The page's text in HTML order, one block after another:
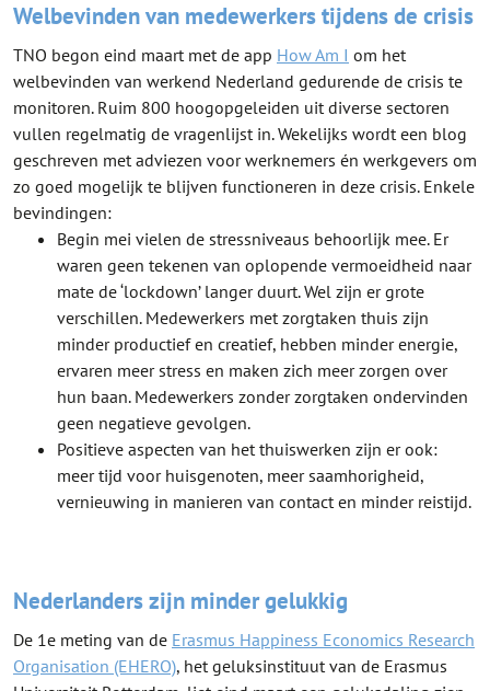
Welbevinden van medewerkers tijdens de crisis
TNO begon eind maart met de app How Am I om het
welbevinden van werkend Nederland gedurende de crisis te
monitoren. Ruim 800 hoogopgeleiden uit diverse sectoren
vullen regelmatig de vragenlijst in. Wekelijks wordt een blog
geschreven met adviezen voor werknemers én werkgevers om
zo goed mogelijk te blijven functioneren in deze crisis. Enkele
bevindingen:
Begin mei vielen de stressniveaus behoorlijk mee. Er
waren geen tekenen van oplopende vermoeidheid naar
mate de ‘lockdown’ langer duurt. Wel zijn er grote
verschillen. Medewerkers met zorgtaken thuis zijn
minder productief en creatief, hebben minder energie,
ervaren meer stress en maken zich meer zorgen over
hun baan. Medewerkers zonder zorgtaken ondervinden
geen negatieve gevolgen.
Positieve aspecten van het thuiswerken zijn er ook:
meer tijd voor huisgenoten, meer saamhorigheid,
vernieuwing in manieren van contact en minder reistijd.
Nederlanders zijn minder gelukkig
De 1e meting van de Erasmus Happiness Economics Research
Organisation (EHERO), het geluksinstituut van de Erasmus